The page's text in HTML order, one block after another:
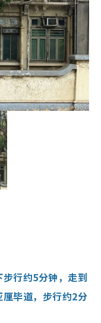
行约5分钟，走到
毕道，步行约2分